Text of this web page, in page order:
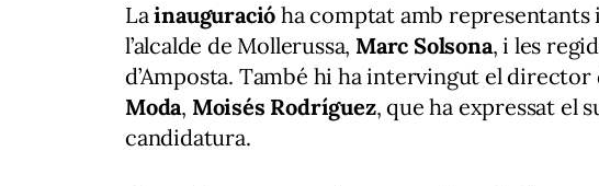
Lainauguració ha comptat amb
l’alcalde de Mollerussa, Marc Solsona, i les
d’Amposta. També hi ha intervingut el director
Moda, Moisés Rodríguez, que ha expressat el
candidatura.